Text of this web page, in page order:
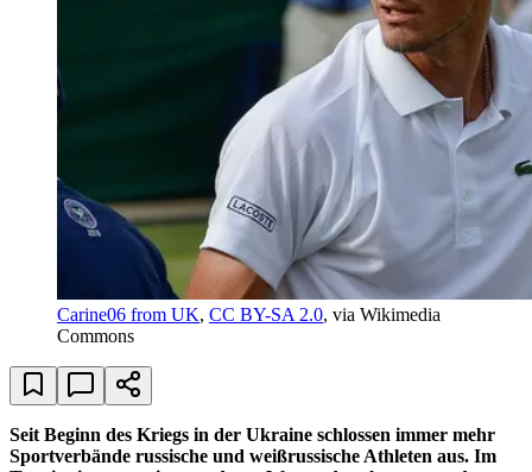
Carine06 from UK, CC BY-SA 2.0, via Wikimedia
Commons
Seit Beginn des Kriegs in der Ukraine schlossen immer mehr
Sportverbände russische und weißrussische Athleten aus. Im